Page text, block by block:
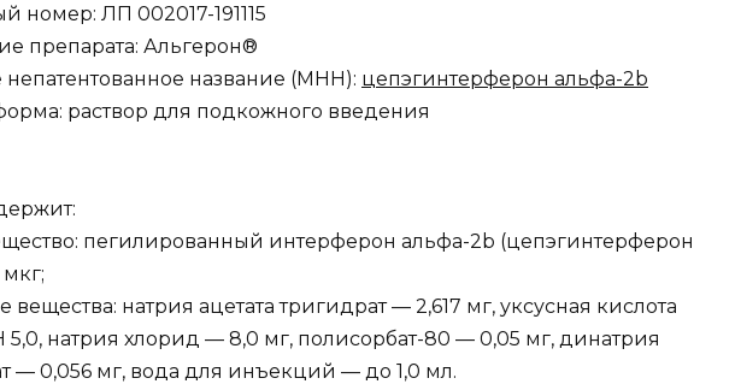
номер: ЛП 002017-191115
препарата: Альгерон®
название (МНН): цепэгинтерферон альфа-2b
раствор для подкожного введения
пегилированный интерферон альфа-2b (цепэгинтерферон
вещества: натрия ацетата тригидрат — 2,617 мг, уксусная кислота
натрия хлорид — 8,0 мг, полисорбат-80 — 0,05 мг, динатрия
— 0,056 мг, вода для инъекций — до 1,0 мл.